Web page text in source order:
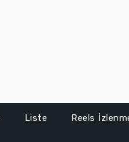
Liste Reels